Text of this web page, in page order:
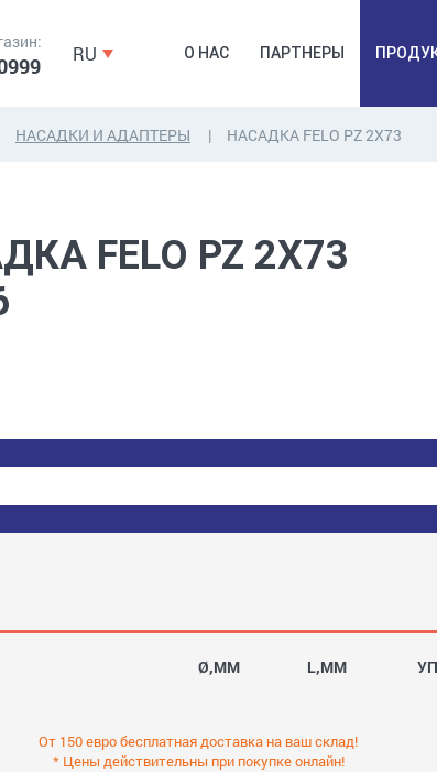
RU О НАС ПАРТНЕРЫ
КРЕПЕЖИ
ЛЕНТЫ, ГВОЗДИ
НАСАДКИ И АДАПТЕРЫ НАСАДКA FELO PZ 2X73
FELO PZ 2X73
Ø,MM L,MM
От 150 евро бесплатная доставка на ваш склад!
* Цены действительны при покупке онлайн!